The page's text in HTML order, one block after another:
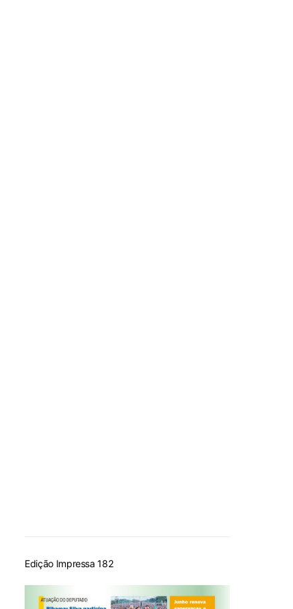
Edição Impressa 182